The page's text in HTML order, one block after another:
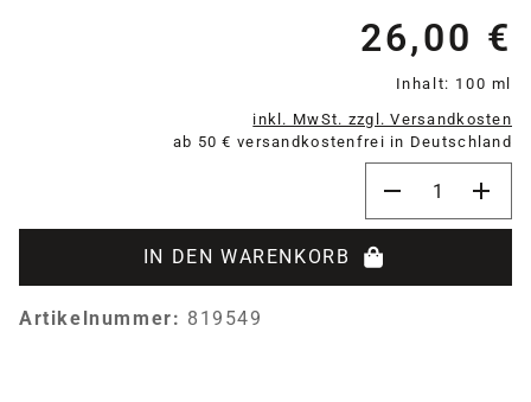
26,00 €
Inhalt: 100 ml
inkl. MwSt. zzgl. Versandkosten
ab 50 € versandkostenfrei in Deutschland
IN DEN WARENKORB
Artikelnummer: 819549